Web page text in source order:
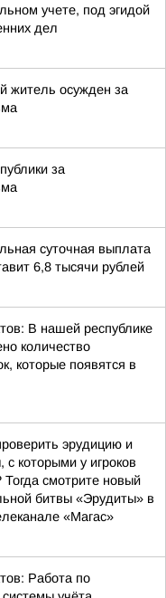
учете, под эгидой
дел
житель осужден за
за
суточная выплата
6,8 тысячи рублей
В нашей республике
количество
которые появятся в
эрудицию и
с которыми у игроков
Тогда смотрите новый
битвы «Эрудиты» в
«Магас»
Работа по